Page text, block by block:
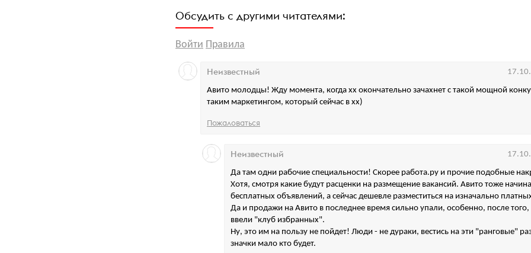
Обсудить с другими читателями:
Войти Правила
Авито молодцы! Жду момента, когда хх окончательно зачахнет с такой мощной
таким маркетингом, который сейчас в хх)
Неизвестный
Пожаловаться
Да там одни рабочие специальности! Скорее работа.ру и прочие подобные
Хотя, смотря какие будут расценки на размещение вакансий. Авито тоже
бесплатных объявлений, а сейчас дешевле разместиться на изначально
Да и продажи на Авито в последнее время сильно упали, особенно, после того,
ввели "клуб избранных".
Ну, это им на пользу не пойдет! Люди - не дураки, вестись на эти "ранговые"
значки мало кто будет.
Неизвестный